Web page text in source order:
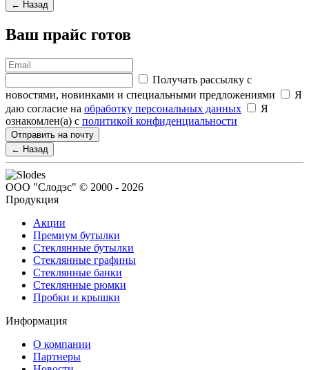
← Назад
Ваш прайс готов
Получать рассылку с
новостями, новинками и специальными предложениями
Я
даю согласие на обработку персональных данных
Я
ознакомлен(а) с политикой конфиденциальности
Отправить на почту
← Назад
ООО "Слодэс" © 2000 - 2026
Продукция
Акции
Премиум бутылки
Стеклянные бутылки
Стеклянные графины
Стеклянные банки
Стеклянные рюмки
Пробки и крышки
Информация
О компании
Партнеры